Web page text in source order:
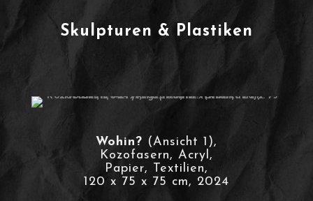
Skulpturen & Plastiken
Wohin? (Ansicht 1),
Kozofasern, Acryl,
Papier, Textilien,
120 x 75 x 75 cm, 2024